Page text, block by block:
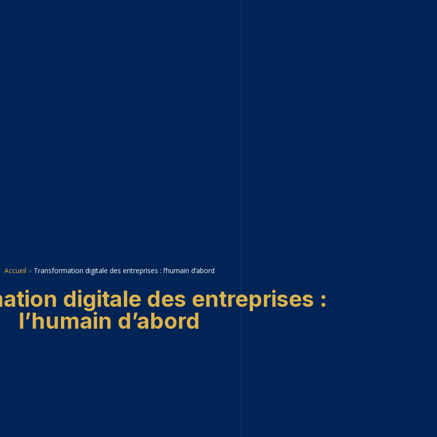
Accueil » Transformation digitale des entreprises : l’humain d’abord
digitale des entreprises :
l’humain d’abord